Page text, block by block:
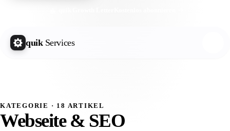
quik Services
KATEGORIE · 18 ARTIKEL
Webseite & SEO